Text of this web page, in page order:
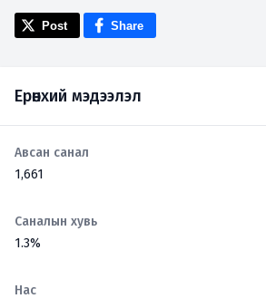
Post Share
Ерөнхий мэдээлэл
Авсан санал
1,661
Саналын хувь
1.3%
Нас